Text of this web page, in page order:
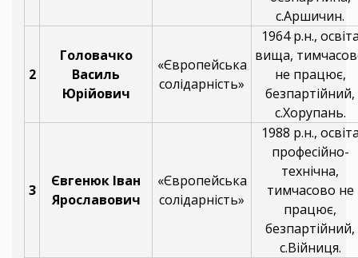
с.Аршичин.
2
Головачко
Василь
Юрійович
«Європейська
солідарність»
1964 р.н.,
вища,
не працює,
безпартійний,
с.Хорупань.
3
Євгенюк Іван
Ярославович
«Європейська
солідарність»
1988 р.н.,
професійно-
технічна,
тимчасово не
працює,
безпартійний,
с.Війниця.